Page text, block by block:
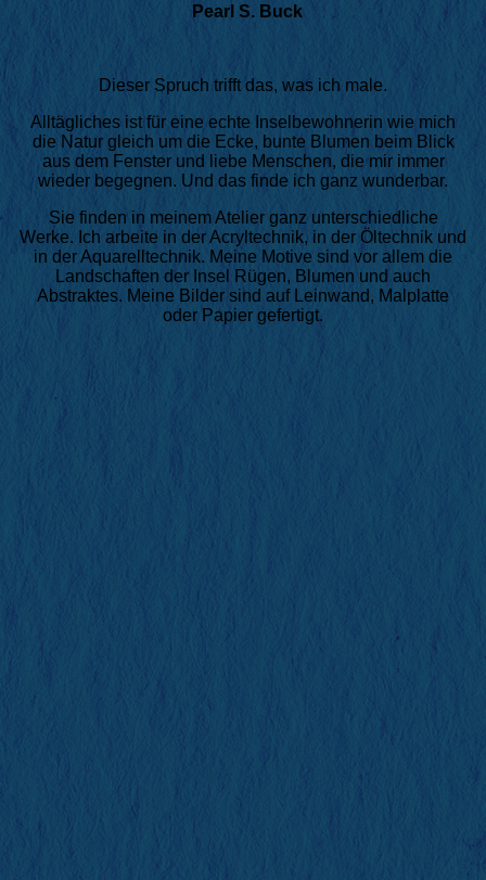
Pearl S. Buck
Dieser Spruch trifft das, was ich male.
Alltägliches ist für eine echte Inselbewohnerin wie mich
die Natur gleich um die Ecke, bunte Blumen beim Blick
aus dem Fenster und liebe Menschen, die mir immer
wieder begegnen. Und das finde ich ganz wunderbar.
Sie finden in meinem Atelier ganz unterschiedliche
Werke. Ich arbeite in der Acryltechnik, in der Öltechnik und
in der Aquarelltechnik. Meine Motive sind vor allem die
Landschaften der Insel Rügen, Blumen und auch
Abstraktes. Meine Bilder sind auf Leinwand, Malplatte
oder Papier gefertigt.